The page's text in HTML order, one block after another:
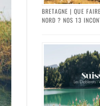
BRETAGNE | QUE
NORD ? NOS 13